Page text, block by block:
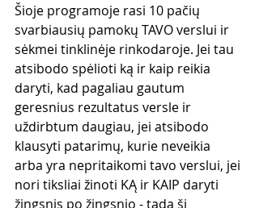
Šioje programoje rasi 10 pačių
svarbiausių pamokų TAVO verslui ir
sėkmei tinklinėje rinkodaroje. Jei tau
atsibodo spėlioti ką ir kaip reikia
daryti, kad pagaliau gautum
geresnius rezultatus versle ir
uždirbtum daugiau, jei atsibodo
klausyti patarimų, kurie neveikia
arba yra nepritaikomi tavo verslui, jei
nori tiksliai žinoti KĄ ir KAIP daryti
žingsnis po žingsnio - tada ši